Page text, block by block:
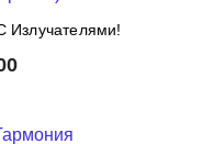
Излучателями!